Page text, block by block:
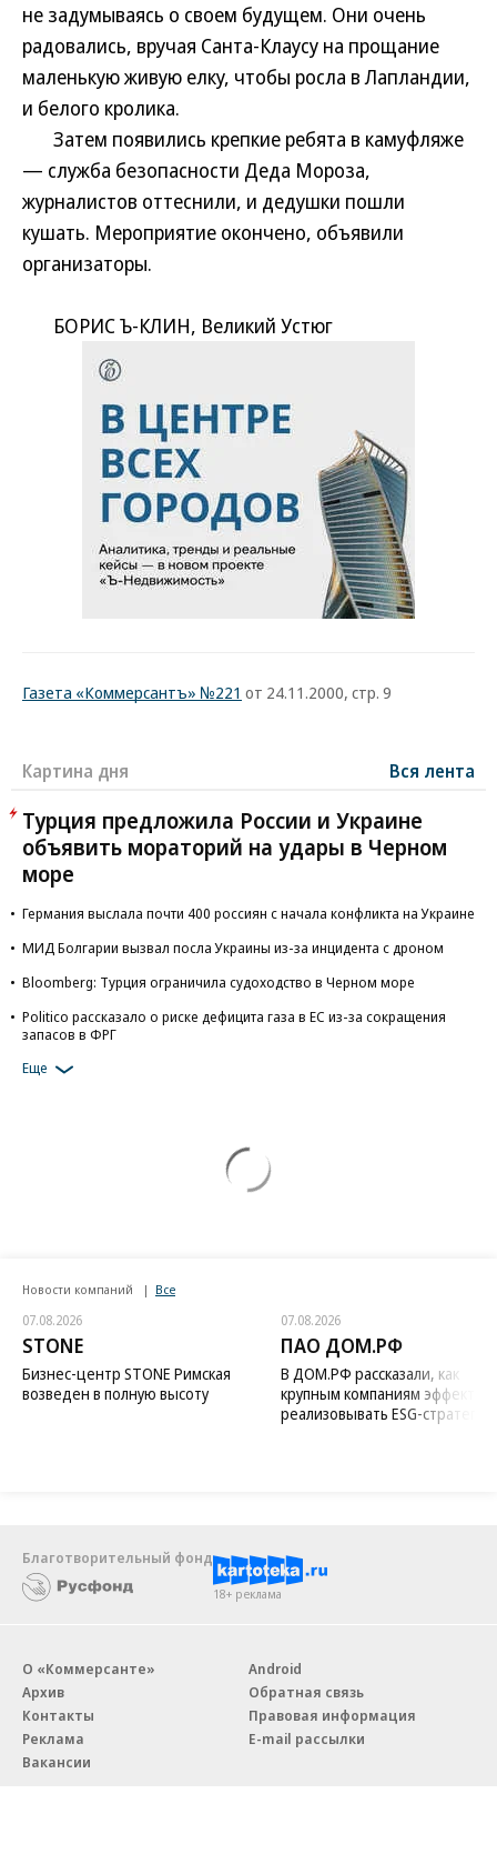
не задумываясь о своем будущем. Они очень
радовались, вручая Санта-Клаусу на прощание
маленькую живую елку, чтобы росла в Лапландии,
и белого кролика.
Затем появились крепкие ребята в камуфляже
— служба безопасности Деда Мороза,
журналистов оттеснили, и дедушки пошли
кушать. Мероприятие окончено, объявили
организаторы.
БОРИС Ъ-КЛИН, Великий Устюг
Газета «Коммерсантъ» №221 от 24.11.2000, стр. 9
Картина дня Вся лента
Турция предложила России и Украине
объявить мораторий на удары в Черном
море
Германия выслала почти 400 россиян с начала конфликта на Украине
МИД Болгарии вызвал посла Украины из-за инцидента с дроном
Bloomberg: Турция ограничила судоходство в Черном море
Politico рассказало о риске дефицита газа в ЕС из-за сокращения
запасов в ФРГ
Еще
Новости компаний Все
07.08.2026
STONE
Бизнес-центр STONE Римская
возведен в полную высоту
07.08.2026
ПАО ДОМ.РФ
В ДОМ.РФ рассказали, как
крупным компаниям
реализовывать ESG-стратегию
Благотворительный фонд
18+ реклама
О «Коммерсанте»
Архив
Контакты
Реклама
Вакансии
Android
Обратная связь
Правовая информация
E-mail рассылки